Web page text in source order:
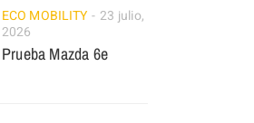
ECO MOBILITY
23 julio,
2026
Prueba Mazda 6e